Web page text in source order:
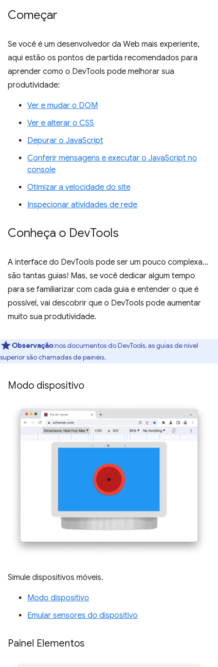
Começar
Se você é um desenvolvedor da Web mais experiente,
aqui estão os pontos de partida recomendados para
aprender como o DevTools pode melhorar sua
produtividade:
Ver e mudar o DOM
Ver e alterar o CSS
Depurar o JavaScript
Conferir mensagens e executar o JavaScript no
console
Otimizar a velocidade do site
Inspecionar atividades de rede
Conheça o DevTools
A interface do DevTools pode ser um pouco complexa...
são tantas guias! Mas, se você dedicar algum tempo
para se familiarizar com cada guia e entender o que é
possível, vai descobrir que o DevTools pode aumentar
muito sua produtividade.
Observação:nos documentos do DevTools, as guias de nível
superior são chamadas de painéis.
Modo dispositivo
Simule dispositivos móveis.
Modo dispositivo
Emular sensores do dispositivo
Painel Elementos